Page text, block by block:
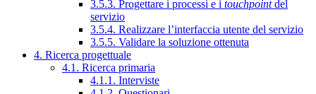
3.5.3. Progettare i processi e i touchpointdel
servizio
3.5.4. Realizzare l’interfaccia utente del servizio
3.5.5. Validare la soluzione ottenuta
4. Ricerca progettuale
4.1. Ricerca primaria
4.1.1. Interviste